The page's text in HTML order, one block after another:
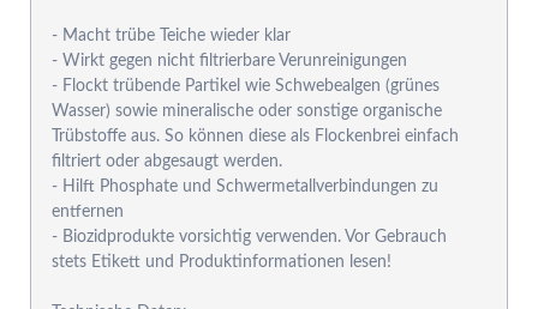
- Macht trübe Teiche wieder klar
- Wirkt gegen nicht filtrierbare Verunreinigungen
- Flockt trübende Partikel wie Schwebealgen (grünes
Wasser) sowie mineralische oder sonstige organische
Trübstoffe aus. So können diese als Flockenbrei einfach
filtriert oder abgesaugt werden.
- Hilft Phosphate und Schwermetallverbindungen zu
entfernen
- Biozidprodukte vorsichtig verwenden. Vor Gebrauch
stets Etikett und Produktinformationen lesen!